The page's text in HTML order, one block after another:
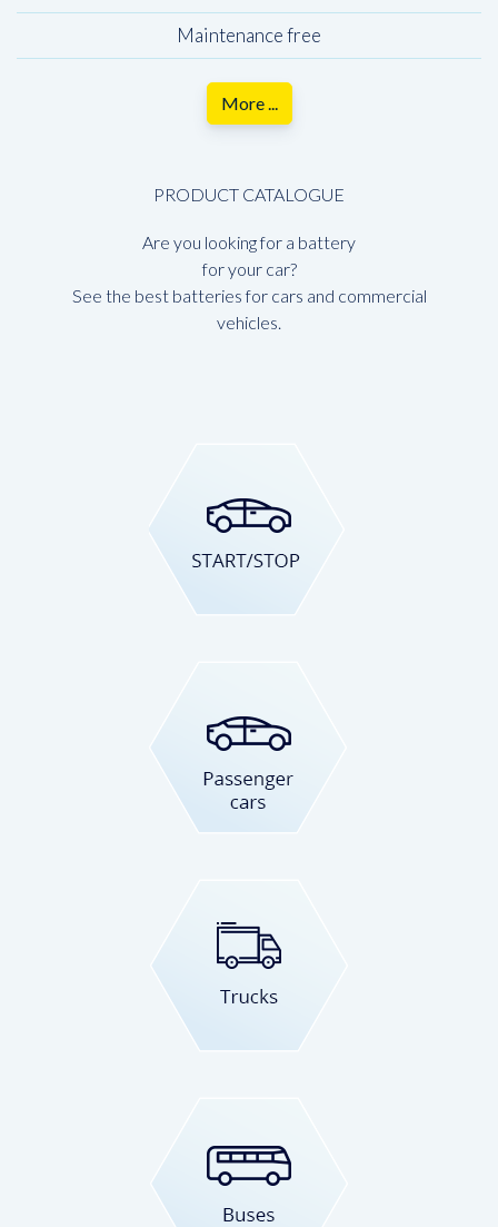
Maintenance free
More ...
PRODUCT CATALOGUE
Are you looking for a battery
for your car?
See the best batteries for cars and commercial
vehicles.